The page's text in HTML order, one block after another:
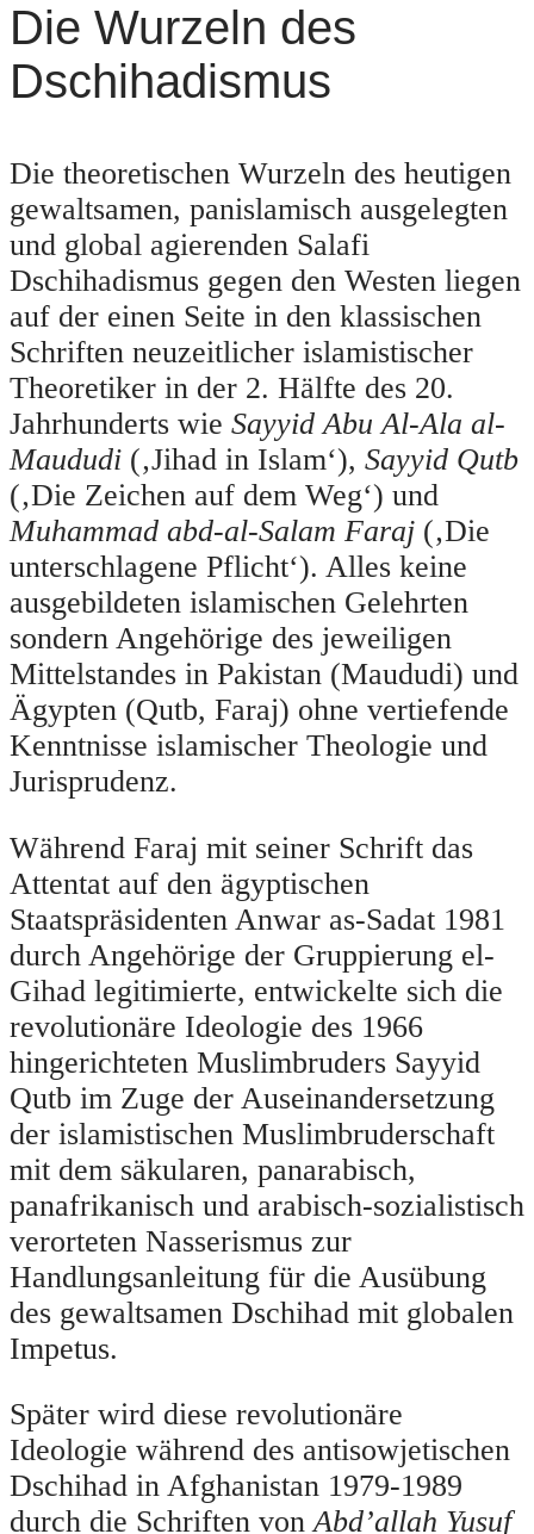
Die Wurzeln des
Dschihadismus
Die theoretischen Wurzeln des heutigen
gewaltsamen, panislamisch ausgelegten
und global agierenden Salafi
Dschihadismus gegen den Westen liegen
auf der einen Seite in den klassischen
Schriften neuzeitlicher islamistischer
Theoretiker in der 2. Hälfte des 20.
Jahrhunderts wie Sayyid Abu Al-Ala al-
Maududi (‚Jihad in Islam‘), Sayyid Qutb
(‚Die Zeichen auf dem Weg‘) und
Muhammad abd-al-Salam Faraj (‚Die
unterschlagene Pflicht‘). Alles keine
ausgebildeten islamischen Gelehrten
sondern Angehörige des jeweiligen
Mittelstandes in Pakistan (Maududi) und
Ägypten (Qutb, Faraj) ohne vertiefende
Kenntnisse islamischer Theologie und
Jurisprudenz.
Während Faraj mit seiner Schrift das
Attentat auf den ägyptischen
Staatspräsidenten Anwar as-Sadat 1981
durch Angehörige der Gruppierung el-
Gihad legitimierte, entwickelte sich die
revolutionäre Ideologie des 1966
hingerichteten Muslimbruders Sayyid
Qutb im Zuge der Auseinandersetzung
der islamistischen Muslimbruderschaft
mit dem säkularen, panarabisch,
panafrikanisch und arabisch-sozialistisch
verorteten Nasserismus zur
Handlungsanleitung für die Ausübung
des gewaltsamen Dschihad mit globalen
Impetus.
Später wird diese revolutionäre
Ideologie während des antisowjetischen
Dschihad in Afghanistan 1979-1989
durch die Schriften vonAbd’allah Yusuf